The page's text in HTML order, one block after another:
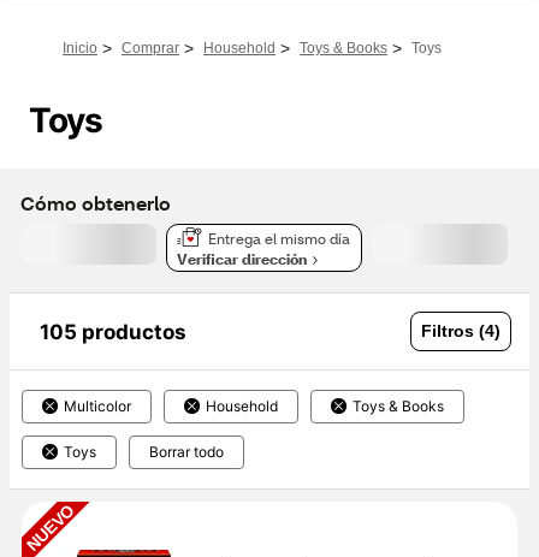
Inicio > Comprar > Household > Toys & Books > Toys
Toys
Cómo obtenerlo
Entrega el mismo día
Verificar dirección
105 productos Filtros (4)
Multicolor Household Toys & Books
Toys Borrar todo
NUEVO